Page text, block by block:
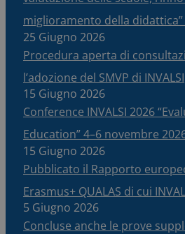
miglioramento della
25 Giugno 2026
Procedura aperta di
l’adozione del SMVP di INVALSI
15 Giugno 2026
Conference INVALSI 2026
Education” 4–6 novembre
15 Giugno 2026
Pubblicato il Rapporto
Erasmus+ QUALAS di cui
5 Giugno 2026
Concluse anche le prove